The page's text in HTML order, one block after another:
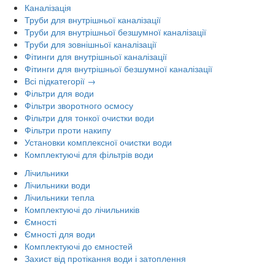
Каналізація
Труби для внутрішньої каналізації
Труби для внутрішньої безшумної каналізації
Труби для зовнішньої каналізації
Фітинги для внутрішньої каналізації
Фітинги для внутрішньої безшумної каналізації
Всі підкатегорії →
Фільтри для води
Фільтри зворотного осмосу
Фільтри для тонкої очистки води
Фільтри проти накипу
Установки комплексної очистки води
Комплектуючі для фільтрів води
Лічильники
Лічильники води
Лічильники тепла
Комплектуючі до лічильників
Ємності
Ємності для води
Комплектуючі до ємностей
Захист від протікання води і затоплення